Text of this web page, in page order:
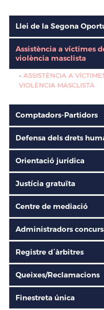
Llei de la Segona
Assistència a víctimes
violència masclista
- ASSISTÈNCIA A
VIOLÈNCIA MASCLISTA
Comptadors-Partidors
Defensa dels drets
Orientació jurídica
Justícia gratuïta
Centre de mediació
Administradors
Registre d´àrbitres
Queixes/Reclamacions
Finestreta única